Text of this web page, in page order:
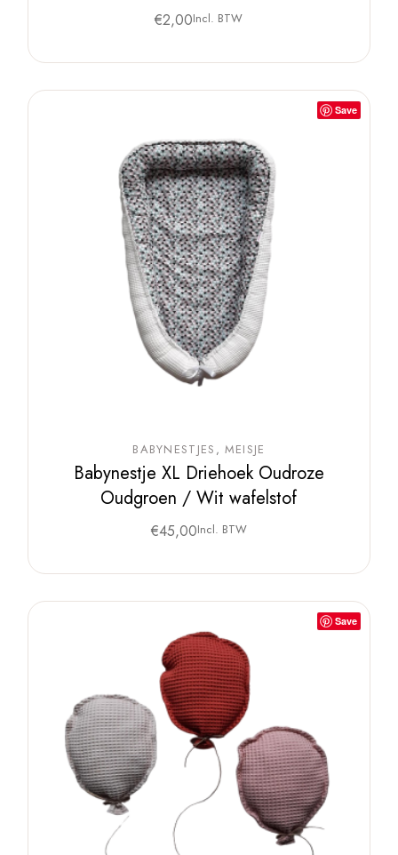
€2,00Incl. BTW
Save
BABYNESTJES MEISJE
Babynestje XL Driehoek Oudroze
Oudgroen / Wit wafelstof
€45,00Incl. BTW
Save